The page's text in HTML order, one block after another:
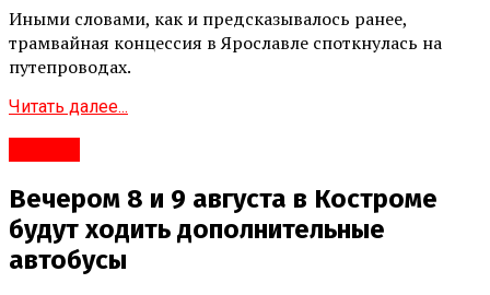
Иными словами, как и предсказывалось ранее,
трамвайная концессия в Ярославле споткнулась на
путепроводах.
Читать далее...
Вечером 8 и 9 августа в Костроме
будут ходить дополнительные
автобусы